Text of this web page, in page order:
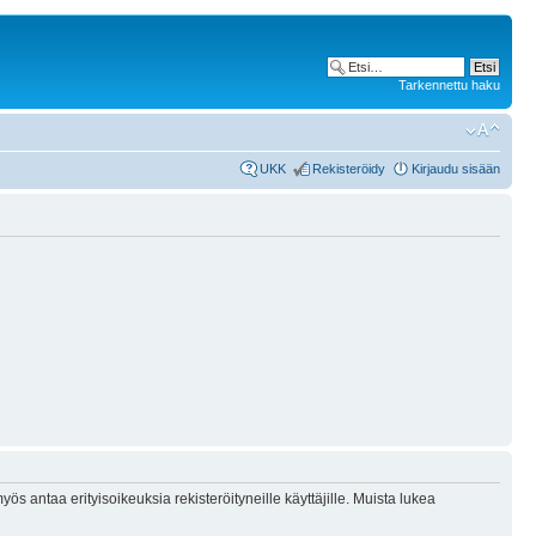
Tarkennettu haku
UKK Rekisteröidy Kirjaudu sisään
antaa erityisoikeuksia rekisteröityneille käyttäjille. Muista lukea